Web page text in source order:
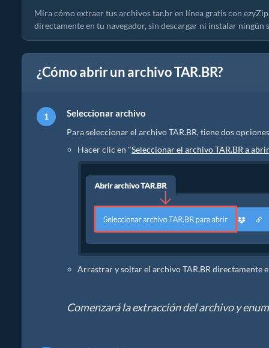
Mira cómo extraer tus archivos tar.br en línea gratis con
directamente en tu navegador, sin descargar ni instalar ningún
¿Cómo abrir un archivo TAR.BR?
Seleccionar archivo
Para seleccionar el archivo TAR.BR, tiene dos
Hacer clic en "Seleccionar el archivo TAR.BR a abrir
Arrastrar y soltar el archivo TAR.BR directamente
Comenzará la extracción del archivo y